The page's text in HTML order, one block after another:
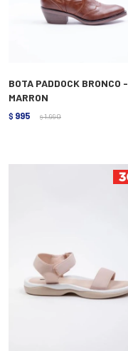
BOTA PADDOCK BRONCO -
MARRON
$ 995 $ 1.990